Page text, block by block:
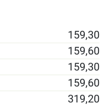
159,30
159,60
159,30
159,60
319,20